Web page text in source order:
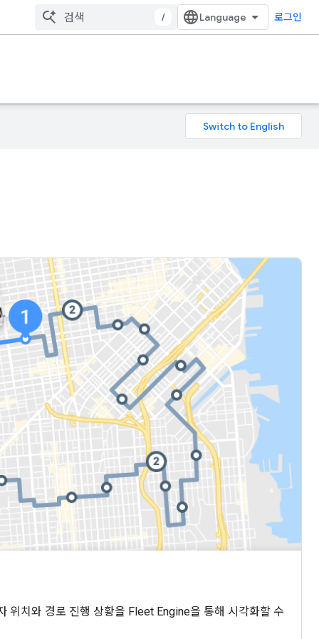
/ 로그인
위치와 경로 진행 상황을 Fleet Engine을 통해 시각화할 수